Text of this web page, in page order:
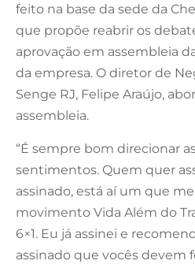
feito na base da sede da
que propõe reabrir os
aprovação em assembleia
da empresa. O diretor de
Senge RJ, Felipe Araújo,
assembleia.
“É sempre bom direcionar
sentimentos. Quem quer
assinado, está aí um que
movimento Vida Além do
6×1. Eu já assinei e
assinado que vocês devem